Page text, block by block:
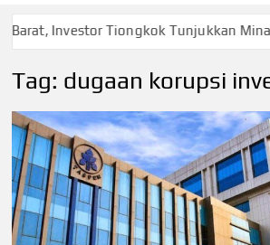
Investor Tiongkok Tunjukkan Minat?
Tag: dugaan korupsi